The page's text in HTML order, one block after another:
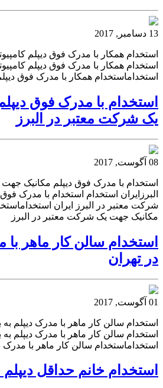
13 دسامبر, 2017
استخدام همکار با مدرک فوق دیپلم
استخدام همکار با مدرک فوق دیپلم
استخداماستخدام همکار با مدرک فوق
استخدام با مدرک فوق
یک شرکت معتبر در البرز
08 آگوست, 2017
استخدام با مدرک فوق دیپلم مکانیک
البرزایران استخدام استخدام با مدرک
شرکت معتبر در البرز ایران
مکانیک جهت یک شرکت معتبر در البرز
استخدام سالن کار ماهر با
در تهران
01 آگوست, 2017
استخدام سالن کار ماهر با مدرک دیپلم به
استخدام سالن کار ماهر با مدرک دیپلم به
استخداماستخدام سالن کار ماهر با مدرک
استخدام خانم حداقل